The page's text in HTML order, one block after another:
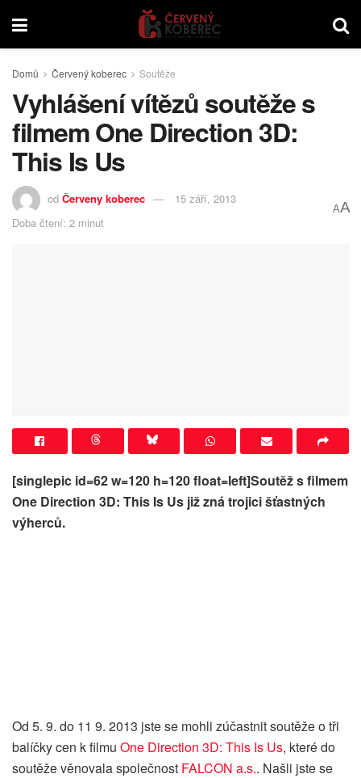
Domů Červený koberec Soutěže
Vyhlášení vítězů soutěže s
filmem One Direction 3D:
This Is Us
od Červeny koberec
15 září, 2013
Doba čtení: 2 minut
AA
[singlepic id=62 w=120 h=120 float=left]Soutěž s filmem
One Direction 3D: This Is Us již zná trojici šťastných
výherců.
Od 5. 9. do 11 9. 2013 jste se mohli zúčastnit soutěže o tři
balíčky cen k filmu One Direction 3D: This Is Us, které do
soutěže věnovala společnost FALCON a.s.. Našli jste se